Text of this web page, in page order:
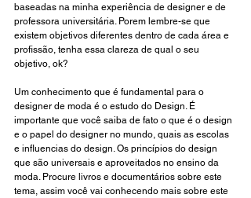
baseadas na minha experiência de designer e de
professora universitária. Porem lembre-se que
existem objetivos diferentes dentro de cada área e
profissão, tenha essa clareza de qual o seu
objetivo, ok?
Um conhecimento que é fundamental para o
designer de moda é o estudo do Design. É
importante que você saiba de fato o que é o design
e o papel do designer no mundo, quais as escolas
e influencias do design. Os princípios do design
que são universais e aproveitados no ensino da
moda. Procure livros e documentários sobre este
tema, assim você vai conhecendo mais sobre este